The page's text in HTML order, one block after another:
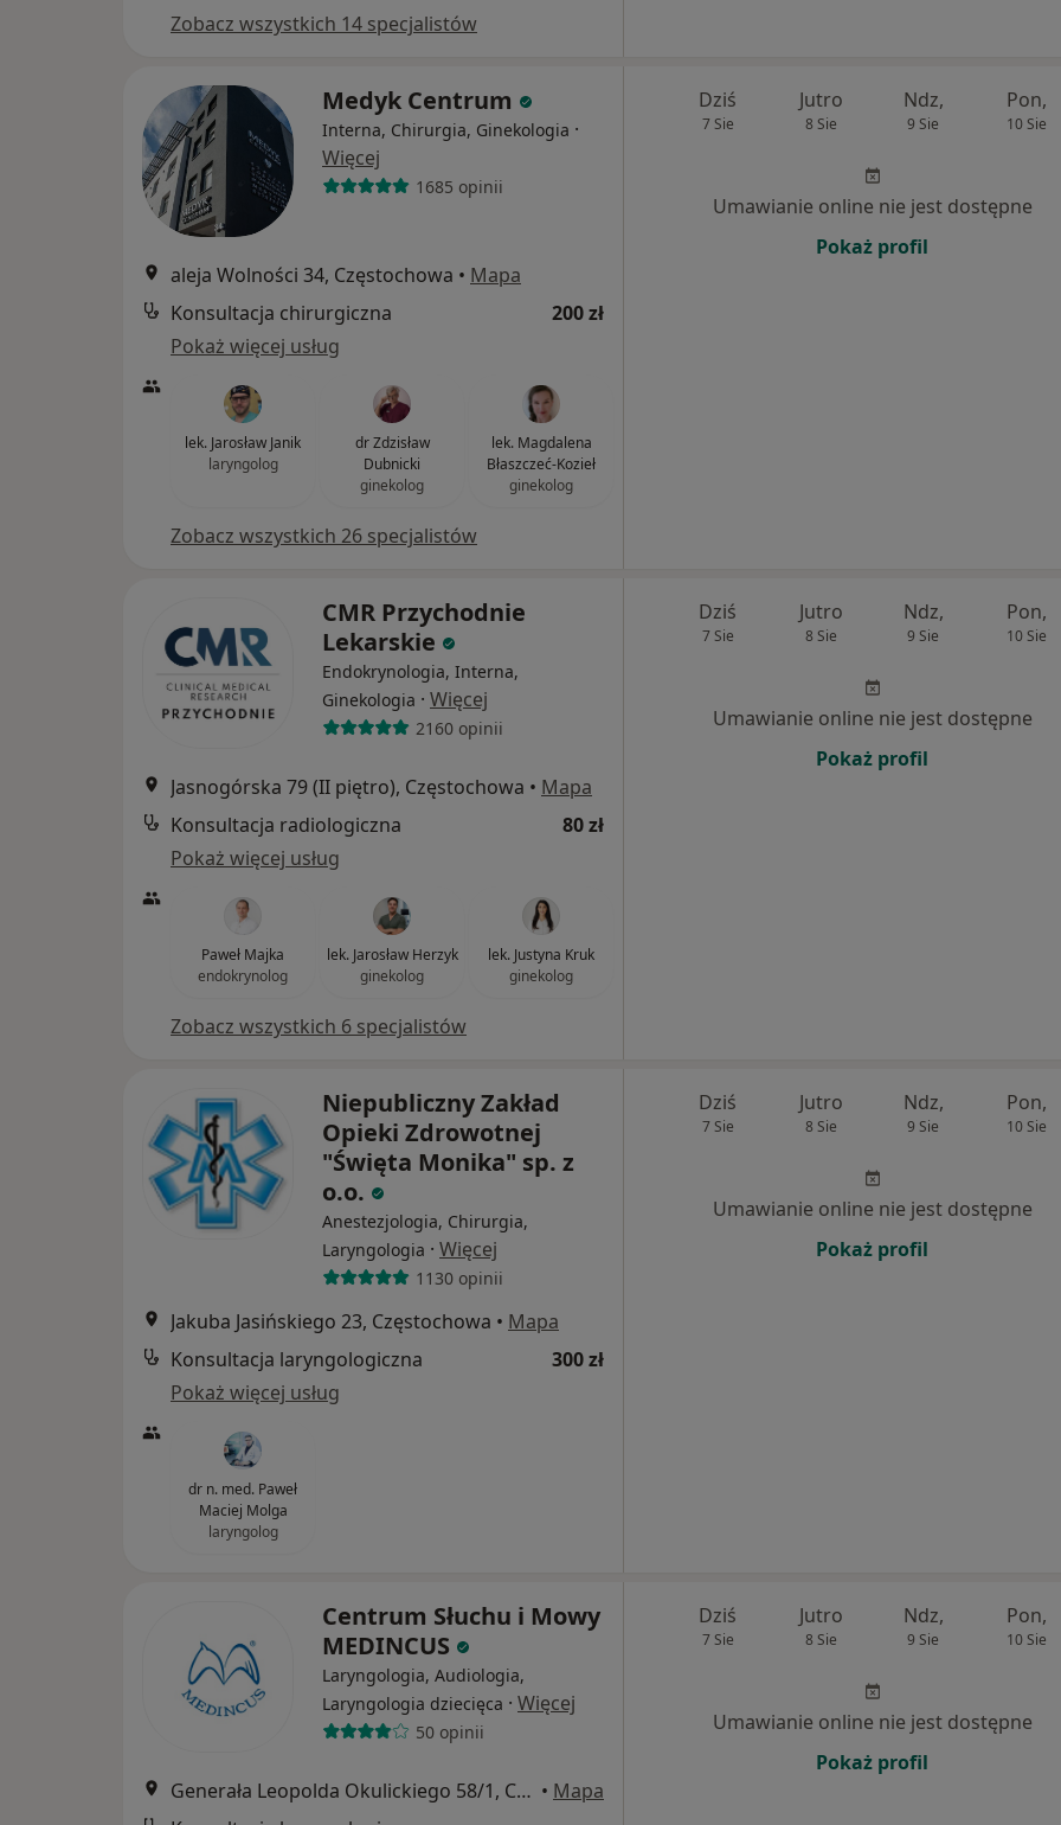
Zobacz wszystkich 14 specjalistów
Medyk Centrum
Interna, Chirurgia, Ginekologia ·
Więcej
1685 opinii
aleja Wolności 34, Częstochowa • Mapa
Konsultacja chirurgiczna
200 zł
Pokaż więcej usług
lek. Jarosław Janik
laryngolog
dr Zdzisław
Dubnicki
ginekolog
lek. Magdalena
Błaszczeć-Kozieł
ginekolog
Zobacz wszystkich 26 specjalistów
Dziś
7 Sie
Jutro
8 Sie
Ndz,
9 Sie
Pon,
10 Sie
Umawianie online nie jest dostępne
Pokaż profil
CMR Przychodnie
Lekarskie
Endokrynologia, Interna,
Ginekologia · Więcej
2160 opinii
Jasnogórska 79 (II piętro), Częstochowa • Mapa
Konsultacja radiologiczna
80 zł
Pokaż więcej usług
Paweł Majka
endokrynolog
lek. Jarosław Herzyk
ginekolog
lek. Justyna Kruk
ginekolog
Zobacz wszystkich 6 specjalistów
Dziś
7 Sie
Jutro
8 Sie
Ndz,
9 Sie
Pon,
10 Sie
Umawianie online nie jest dostępne
Pokaż profil
Niepubliczny Zakład
Opieki Zdrowotnej
"Święta Monika" sp. z
o.o.
Anestezjologia, Chirurgia,
Laryngologia · Więcej
1130 opinii
Jakuba Jasińskiego 23, Częstochowa • Mapa
Konsultacja laryngologiczna
300 zł
Pokaż więcej usług
dr n. med. Paweł
Maciej Molga
laryngolog
Dziś
7 Sie
Jutro
8 Sie
Ndz,
9 Sie
Pon,
10 Sie
Umawianie online nie jest dostępne
Pokaż profil
Centrum Słuchu i Mowy
MEDINCUS
Laryngologia, Audiologia,
Laryngologia dziecięca · Więcej
50 opinii
Generała Leopolda Okulickiego 58/1, Częstochowa • Mapa
Dziś
7 Sie
Jutro
8 Sie
Ndz,
9 Sie
Pon,
10 Sie
Umawianie online nie jest dostępne
Pokaż profil